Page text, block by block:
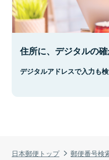
日本郵便トップ 郵便番号検
住所に、デジタルの確
デジタルアドレスで入力も検